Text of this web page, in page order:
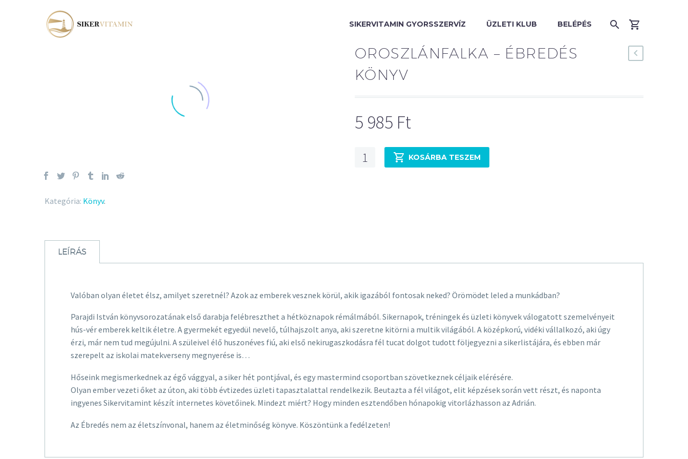
SIKERVITAMIN GYORSSZERVÍZ ÜZLETI KLUB BELÉPÉS
Kategória: Könyv.
OROSZLÁNFALKA – ÉBREDÉS
KÖNYV
5 985 Ft
Oroszlánfalka KOSÁRBA TESZEM
LEÍRÁS
Valóban olyan életet élsz, amilyet szeretnél? Azok az emberek vesznek körül, akik igazából fontosak neked? Örömödet leled a munkádban?
Parajdi István könyvsorozatának első darabja felébreszthet a hétköznapok rémálmából. Sikernapok, tréningek és üzleti könyvek válogatott szemelvényeit
hús-vér emberek keltik életre. A gyermekét egyedül nevelő, túlhajszolt anya, aki szeretne kitörni a multik világából. A középkorú, vidéki vállalkozó, aki úgy
érzi, már nem tud megújulni. A szüleivel élő huszonéves fiú, aki első nekirugaszkodásra fél tucat dolgot tudott följegyezni a sikerlistájára, és ebben már
szerepelt az iskolai matekverseny megnyerése is…
Hőseink megismerkednek az égő vággyal, a siker hét pontjával, és egy mastermind csoportban szövetkeznek céljaik elérésére.
Olyan ember vezeti őket az úton, aki több évtizedes üzleti tapasztalattal rendelkezik. Beutazta a fél világot, elit képzések során vett részt, és naponta
ingyenes Sikervitamint készít internetes követőinek. Mindezt miért? Hogy minden esztendőben hónapokig vitorlázhasson az Adrián.
Az Ébredés nem az életszínvonal, hanem az életminőség könyve. Köszöntünk a fedélzeten!